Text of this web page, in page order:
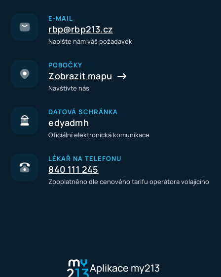
E-MAIL
rbp@rbp213.cz
Napište nám váš požadavek
POBOČKY
Zobrazit mapu
Navštivte nás
DATOVÁ SCHRÁNKA
edyadmh
Oficiální elektronická komunikace
LÉKAŘ NA TELEFONU
840 111 245
Zpoplatněno dle cenového tarifu operátora volajícího
Aplikace my213